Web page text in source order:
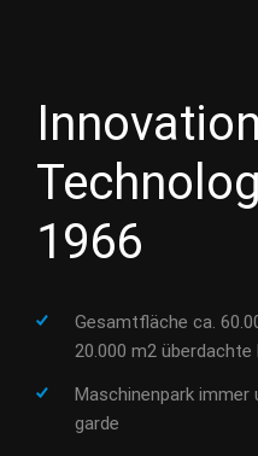
1966
Gesamtfläche ca.
20.000 m2 überdachte
Maschinenpark
garde